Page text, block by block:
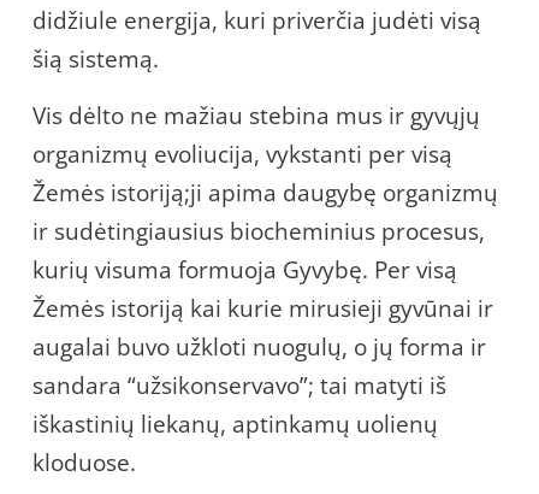
didžiule energija, kuri priverčia judėti visą
šią sistemą.
Vis dėlto ne mažiau stebina mus ir gyvųjų
organizmų evoliucija, vykstanti per visą
Žemės istoriją;ji apima daugybę organizmų
ir sudėtingiausius biocheminius procesus,
kurių visuma formuoja Gyvybę. Per visą
Žemės istoriją kai kurie mirusieji gyvūnai ir
augalai buvo užkloti nuogulų, o jų forma ir
sandara “užsikonservavo”; tai matyti iš
iškastinių liekanų, aptinkamų uolienų
kloduose.